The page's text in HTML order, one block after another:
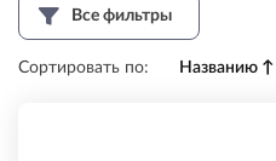
Все фильтры
Сортировать по: Названию ↑